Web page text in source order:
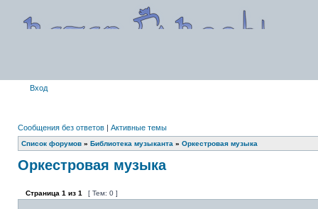
Вход
Сообщения без ответов | Активные темы
Список форумов » Библиотека музыканта » Оркестровая музыка
Оркестровая музыка
Страница 1 из 1 [ Тем: 0 ]